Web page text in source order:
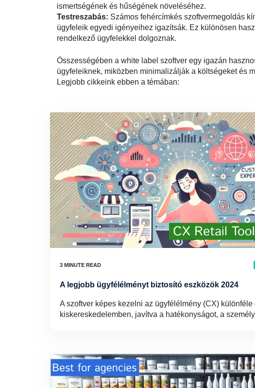
ismertségének és hűségének növeléséhez.
Testreszabás: Számos fehércímkés szoftvermegoldás
ügyfeleik egyedi igényeihez igazítsák. Ez különösen
rendelkező ügyfelekkel dolgoznak.
Összességében a white label szoftver egy igazán
ügyfeleiknek, miközben minimalizálják a költségeket és
Legjobb cikkeink ebben a témában:
A legjobb ügyfélélményt biztosító eszközök 2024
A szoftver képes kezelni az ügyfélélmény (CX) különféle
kiskereskedelemben, javítva a hatékonyságot, a